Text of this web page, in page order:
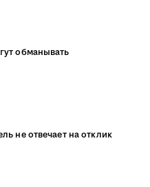
обманывать
не отвечает на отклик